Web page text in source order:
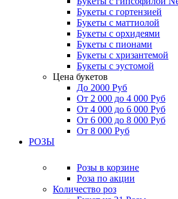
Букеты с гортензией
Букеты с маттиолой
Букеты с орхидеями
Букеты с пионами
Букеты с хризантемой
Букеты с эустомой
Цена букетов
До 2000 Руб
От 2 000 до 4 000 Руб
От 4 000 до 6 000 Руб
От 6 000 до 8 000 Руб
От 8 000 Руб
РОЗЫ
Розы в корзине
Роза по акции
Количество роз